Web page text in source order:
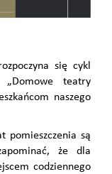
się cykl
teatry
naszego
pomieszczenia są
że dla
codziennego